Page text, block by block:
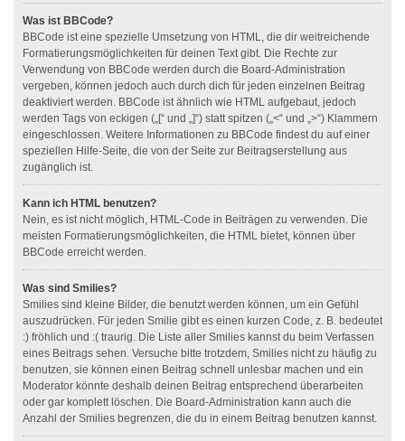
Was ist BBCode?
BBCode ist eine spezielle Umsetzung von HTML, die dir weitreichende
Formatierungsmöglichkeiten für deinen Text gibt. Die Rechte zur
Verwendung von BBCode werden durch die Board-Administration
vergeben, können jedoch auch durch dich für jeden einzelnen Beitrag
deaktiviert werden. BBCode ist ähnlich wie HTML aufgebaut, jedoch
werden Tags von eckigen („[“ und „]“) statt spitzen („<“ und „>“) Klammern
eingeschlossen. Weitere Informationen zu BBCode findest du auf einer
speziellen Hilfe-Seite, die von der Seite zur Beitragserstellung aus
zugänglich ist.
Kann ich HTML benutzen?
Nein, es ist nicht möglich, HTML-Code in Beiträgen zu verwenden. Die
meisten Formatierungsmöglichkeiten, die HTML bietet, können über
BBCode erreicht werden.
Was sind Smilies?
Smilies sind kleine Bilder, die benutzt werden können, um ein Gefühl
auszudrücken. Für jeden Smilie gibt es einen kurzen Code, z. B. bedeutet
:) fröhlich und :( traurig. Die Liste aller Smilies kannst du beim Verfassen
eines Beitrags sehen. Versuche bitte trotzdem, Smilies nicht zu häufig zu
benutzen, sie können einen Beitrag schnell unlesbar machen und ein
Moderator könnte deshalb deinen Beitrag entsprechend überarbeiten
oder gar komplett löschen. Die Board-Administration kann auch die
Anzahl der Smilies begrenzen, die du in einem Beitrag benutzen kannst.